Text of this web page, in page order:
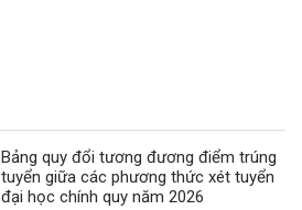
Bảng quy đổi tương đương điểm trúng
tuyển giữa các phương thức xét tuyển
đại học chính quy năm 2026